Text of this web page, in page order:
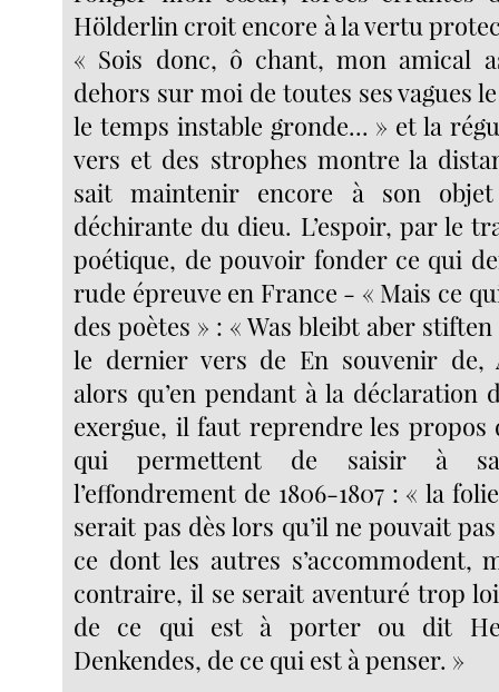
Hölderlin croit encore à la vertu
« Sois donc, ô chant, mon amical
dehors sur moi de toutes ses vagues
le temps instable gronde... » et la
vers et des strophes montre la
sait maintenir encore à son
déchirante du dieu. L’espoir, par le
poétique, de pouvoir fonder ce qui
rude épreuve en France - « Mais ce
des poètes » : « Was bleibt aber
le dernier vers de En souvenir de,
alors qu’en pendant à la déclaration
exergue, il faut reprendre les propos
qui permettent de saisir à
l’effondrement de 1806-1807 : « la
serait pas dès lors qu’il ne pouvait
ce dont les autres s’accommodent,
contraire, il se serait aventuré trop
de ce qui est à porter ou dit
Denkendes, de ce qui est à penser. »